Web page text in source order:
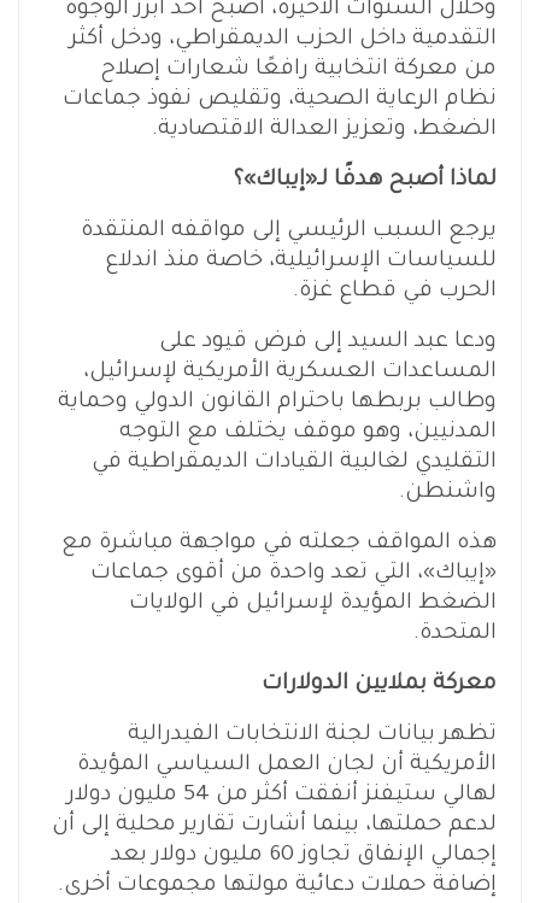
وخلال السنوات الأخيرة، أصبح أحد أبرز الوجوه
التقدمية داخل الحزب الديمقراطي، ودخل أكثر
من معركة انتخابية رافعًا شعارات إصلاح
نظام الرعاية الصحية، وتقليص نفوذ جماعات
الضغط، وتعزيز العدالة الاقتصادية.
لماذا أصبح هدفًا لـ«إيباك»؟
يرجع السبب الرئيسي إلى مواقفه المنتقدة
للسياسات الإسرائيلية، خاصة منذ اندلاع
الحرب في قطاع غزة.
ودعا عبد السيد إلى فرض قيود على
المساعدات العسكرية الأمريكية لإسرائيل،
وطالب بربطها باحترام القانون الدولي وحماية
المدنيين، وهو موقف يختلف مع التوجه
التقليدي لغالبية القيادات الديمقراطية في
واشنطن.
هذه المواقف جعلته في مواجهة مباشرة مع
«إيباك»، التي تعد واحدة من أقوى جماعات
الضغط المؤيدة لإسرائيل في الولايات
المتحدة.
معركة بملايين الدولارات
تظهر بيانات لجنة الانتخابات الفيدرالية
الأمريكية أن لجان العمل السياسي المؤيدة
لهالي ستيفنز أنفقت أكثر من 54 مليون دولار
لدعم حملتها، بينما أشارت تقارير محلية إلى أن
إجمالي الإنفاق تجاوز 60 مليون دولار بعد
إضافة حملات دعائية مولتها مجموعات أخرى.